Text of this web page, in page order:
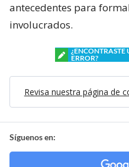
antecedentes para
involucrados.
¿ENCONTRASTE
ERROR?
Revisa nuestra página de
Síguenos en: